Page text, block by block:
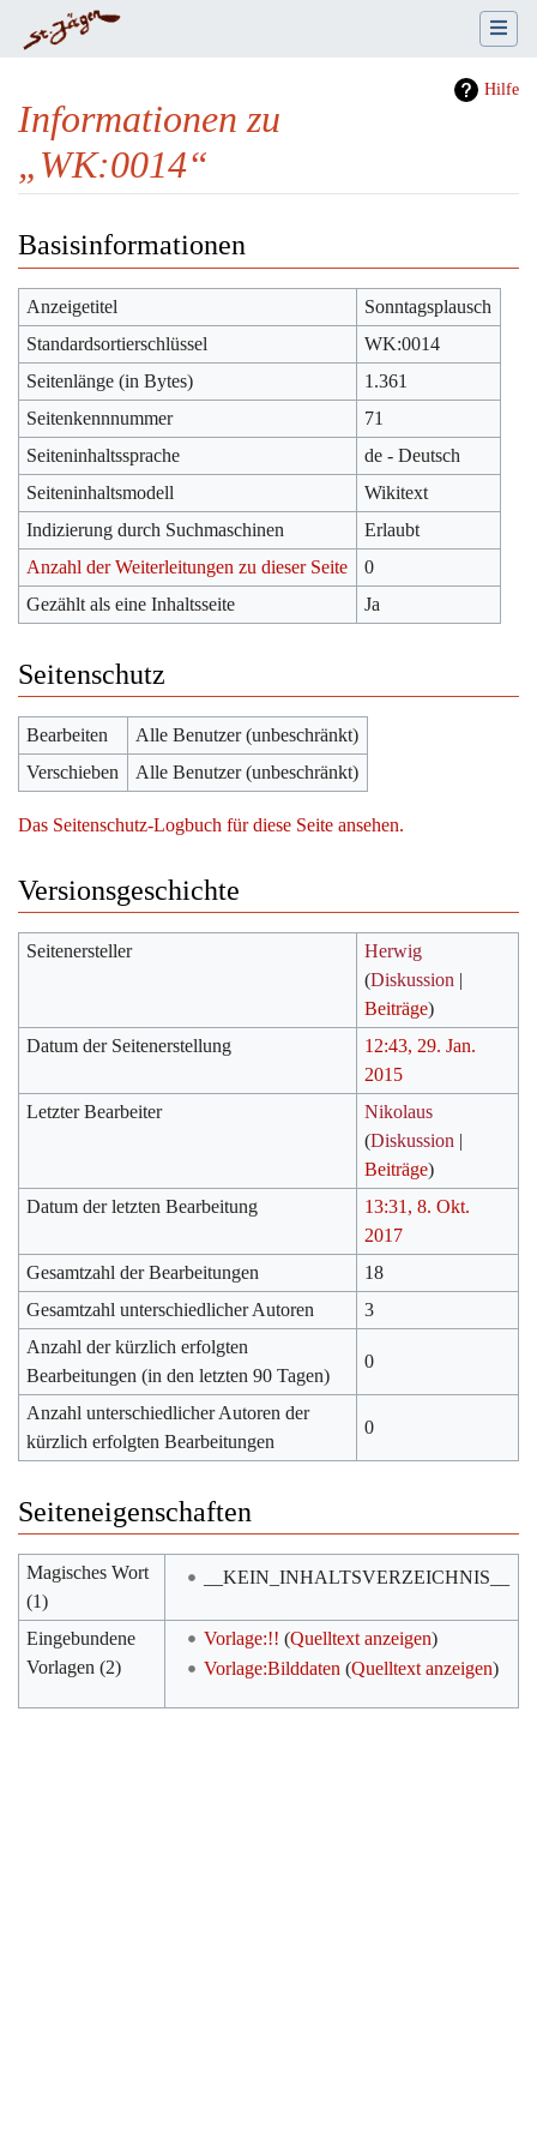
Hilfe
Informationen zu
„WK:0014“
Basisinformationen
Anzeigetitel
Sonntagsplausch
Standardsortierschlüssel
WK:0014
Seitenlänge (in Bytes)
1.361
Seitenkennnummer
71
Seiteninhaltssprache
de - Deutsch
Seiteninhaltsmodell
Wikitext
Indizierung durch Suchmaschinen
Erlaubt
Anzahl der Weiterleitungen zu dieser Seite
0
Gezählt als eine Inhaltsseite
Ja
Seitenschutz
Bearbeiten
Alle Benutzer (unbeschränkt)
Verschieben
Alle Benutzer (unbeschränkt)
Das Seitenschutz-Logbuch für diese Seite ansehen.
Versionsgeschichte
Seitenersteller
Herwig
(Diskussion |
Beiträge)
Datum der Seitenerstellung
12:43, 29. Jan.
2015
Letzter Bearbeiter
Nikolaus
(Diskussion |
Beiträge)
Datum der letzten Bearbeitung
13:31, 8. Okt.
2017
Gesamtzahl der Bearbeitungen
18
Gesamtzahl unterschiedlicher Autoren
3
Anzahl der kürzlich erfolgten
Bearbeitungen (in den letzten 90 Tagen)
0
Anzahl unterschiedlicher Autoren der
kürzlich erfolgten Bearbeitungen
0
Seiteneigenschaften
Magisches Wort
(1)
__KEIN_INHALTSVERZEICHNIS__
Eingebundene
Vorlagen (2)
Vorlage:!! (Quelltext anzeigen)
Vorlage:Bilddaten (Quelltext anzeigen)